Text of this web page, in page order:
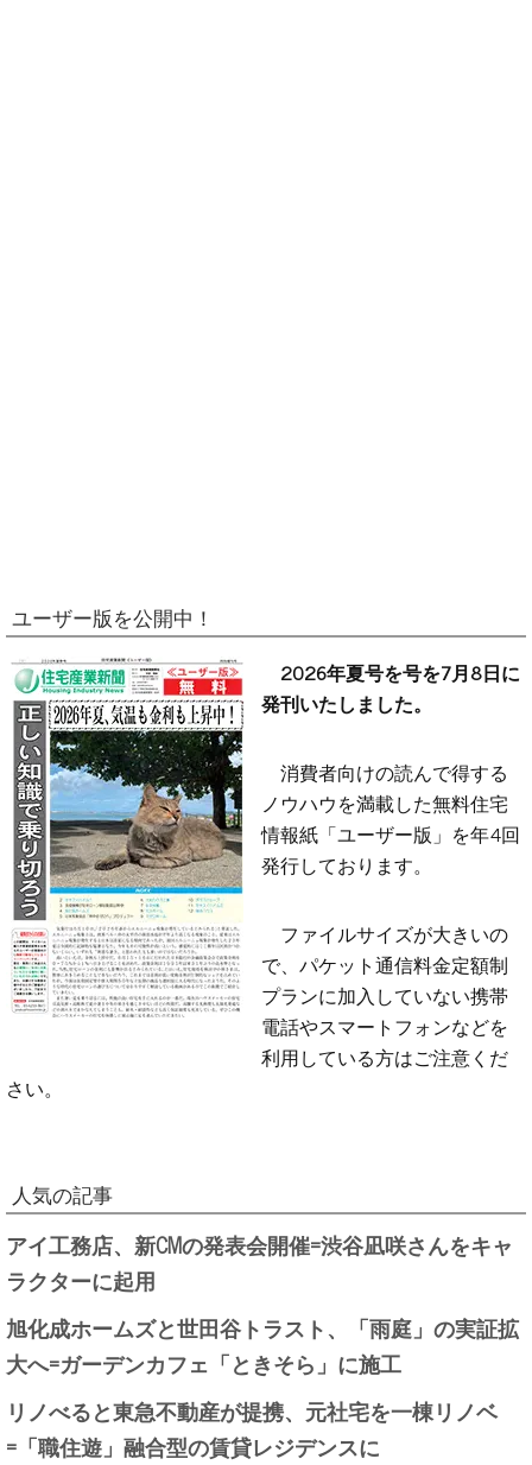
ユーザー版を公開中！
2026年夏号を号を7月8日に
発刊いたしました。
消費者向けの読んで得する
ノウハウを満載した無料住宅
情報紙「ユーザー版」を年4回
発行しております。
ファイルサイズが大きいの
で、パケット通信料金定額制
プランに加入していない携帯
電話やスマートフォンなどを
利用している方はご注意くだ
さい。
人気の記事
アイ工務店、新CMの発表会開催=渋谷凪咲さんをキャ
ラクターに起用
旭化成ホームズと世田谷トラスト、「雨庭」の実証拡
大へ=ガーデンカフェ「ときそら」に施工
リノべると東急不動産が提携、元社宅を一棟リノベ
=「職住遊」融合型の賃貸レジデンスに